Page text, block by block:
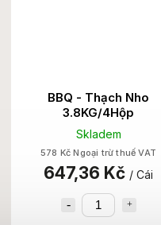
BBQ - Thạch Nho
3.8KG/4Hộp
Skladem
578 Kč Ngoại trừ thuế VAT
647,36 Kč / Cái